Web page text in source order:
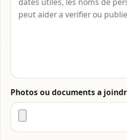
Photos ou documents a